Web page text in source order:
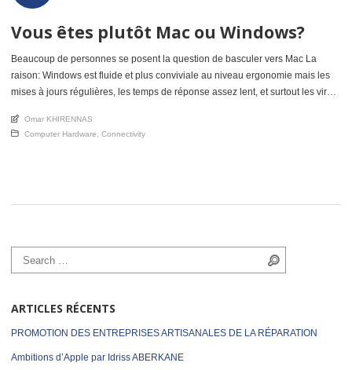
Vous êtes plutôt Mac ou Windows?
Beaucoup de personnes se posent la question de basculer vers Mac La
raison: Windows est fluide et plus conviviale au niveau ergonomie mais les
mises à jours régulières, les temps de réponse assez lent, et surtout les virus
utilisateurs qui ont basculé sur Mac […]
An article by
Omar KHIRENNAS
Posted in
Computer Hardware Connectivity
ARTICLES RÉCENTS
PROMOTION DES ENTREPRISES ARTISANALES DE LA RÉPARATION
Ambitions d’Apple par Idriss ABERKANE